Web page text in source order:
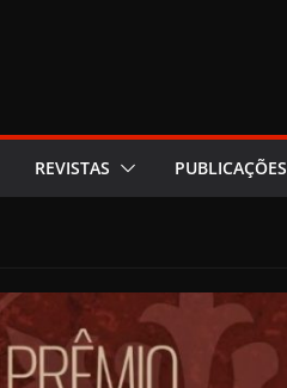
REVISTAS PUBLICAÇÕES